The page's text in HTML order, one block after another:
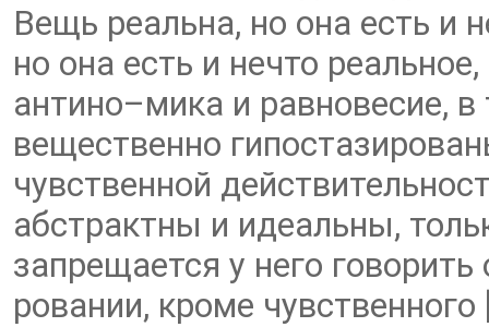
Вещь реальна, но она есть и
но она есть и нечто
антино–мика и равновесие,
вещественно
чувственной
абстрактны и идеальны,
запрещается у него
ровании, кроме чувственного